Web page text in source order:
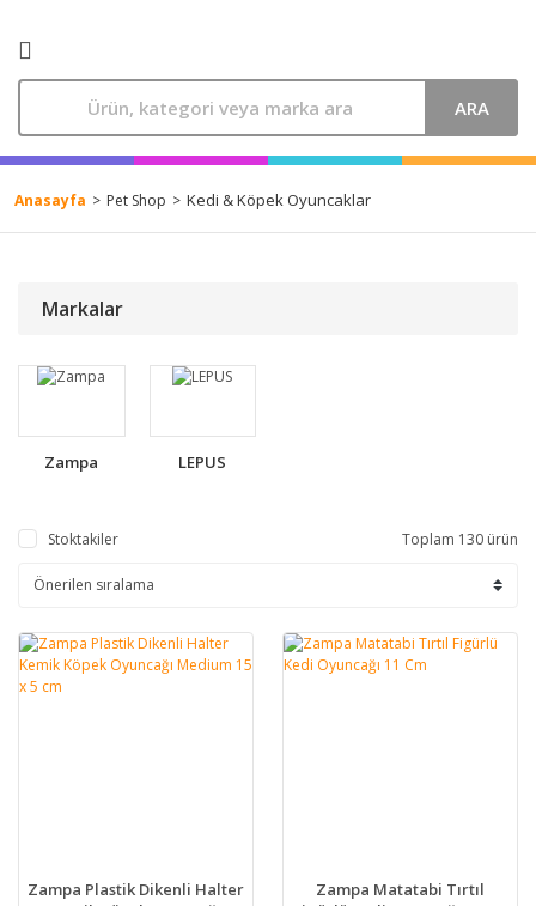
ARA
Anasayfa Pet Shop Kedi & Köpek Oyuncaklar
Markalar
Zampa LEPUS
Stoktakiler Toplam 130 ürün
Zampa Plastik Dikenli Halter
Zampa Matatabi Tırtıl